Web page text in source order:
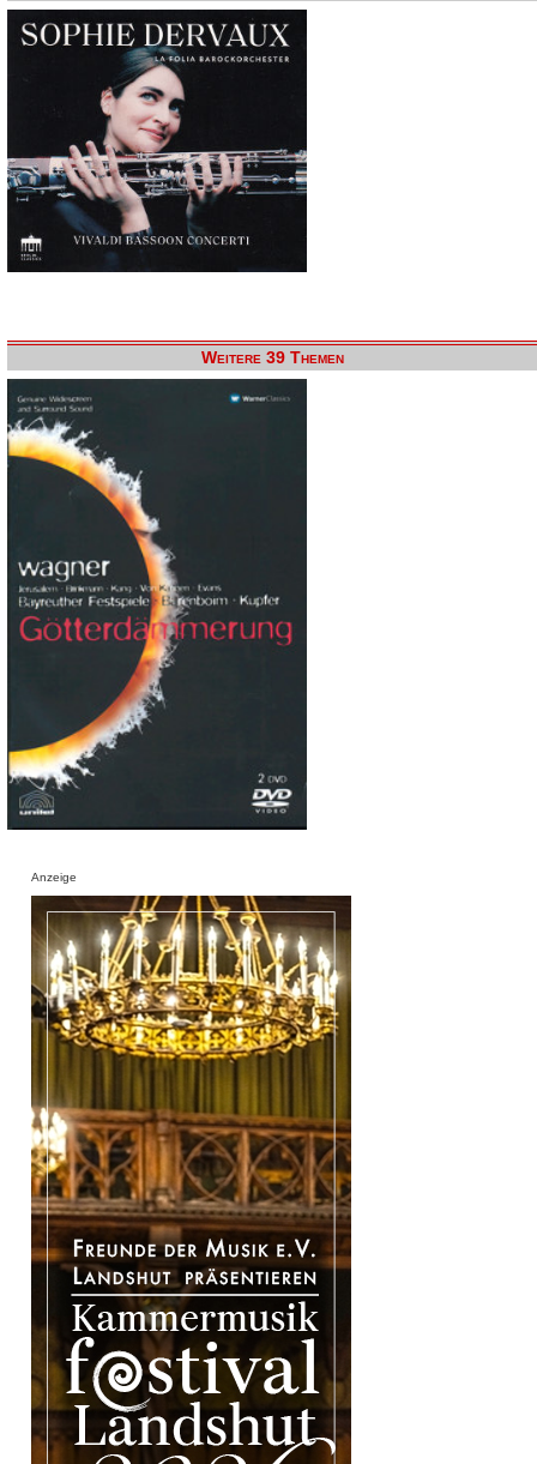
Weitere 39 Themen
Anzeige